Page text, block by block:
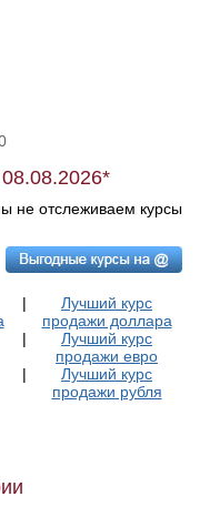
не отслеживаем курсы
|
Лучший курс
продажи доллара
|
Лучший курс
продажи евро
|
Лучший курс
продажи рубля